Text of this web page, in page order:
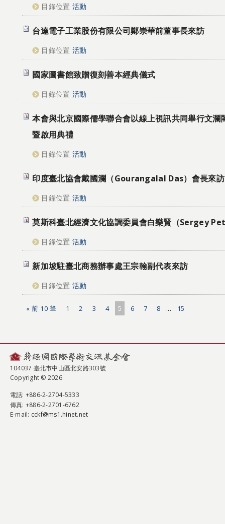
目錄位置 活動
台達電子工業股份有限公司鄭崇華前董事長來訪
目錄位置 活動
國家圖書館致贈復刻善本經典儀式
目錄位置 活動
本會與北京國際儒學聯合會以線上視訊共同舉行文瀾
暨啟用典禮
目錄位置 活動
印度臺北協會戴國瀾（Gourangalal Das）會長來訪
目錄位置 活動
莫斯科臺北經濟文化協調委員會白樂賢（Sergey
目錄位置 活動
新加坡駐臺北商務辦事處王宗翰副代表來訪
目錄位置 活動
« 前 10 筆 1 2 3 4 5 6 7 8 ... 15
104037 臺北市中山區北安路303號
Copyright © 2026
電話: +886-2-2704-5333
傳真: +886-2-2701-6762
E-mail: cckf@ms1.hinet.net